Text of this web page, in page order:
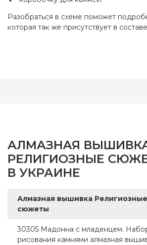
Разобраться в схеме поможет
которая так же присутствует в
АЛМАЗНАЯ
РЕЛИГИОЗНЫЕ
В УКРАИНЕ
Алмазная вышивка Религиозные
сюжеты
30305 Мадонна с младенцем.
рисования камнями алмазная